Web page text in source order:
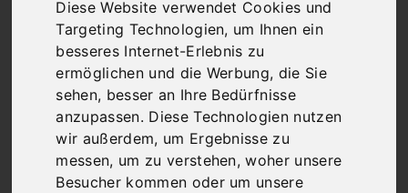
Diese Website verwendet Cookies und
Targeting Technologien, um Ihnen ein
besseres Internet-Erlebnis zu
ermöglichen und die Werbung, die Sie
sehen, besser an Ihre Bedürfnisse
anzupassen. Diese Technologien nutzen
wir außerdem, um Ergebnisse zu
messen, um zu verstehen, woher unsere
Besucher kommen oder um unsere
Athen öffentliche Verkehrsmittel Tickets
Athen öffentliche
Verkehrsmittel
Tickets